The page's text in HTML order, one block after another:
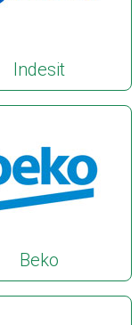
Indesit
Beko